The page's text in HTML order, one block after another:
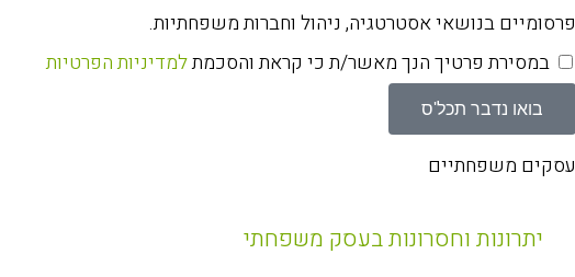
פרסומיים בנושאי אסטרטגיה, ניהול וחברות משפחתיות.
במסירת פרטיך הנך מאשר/ת כי קראת והסכמתלמדיניות הפרטיות
בואו נדבר תכל'ס
עסקים משפחתיים
יתרונות וחסרונות בעסק משפחתי